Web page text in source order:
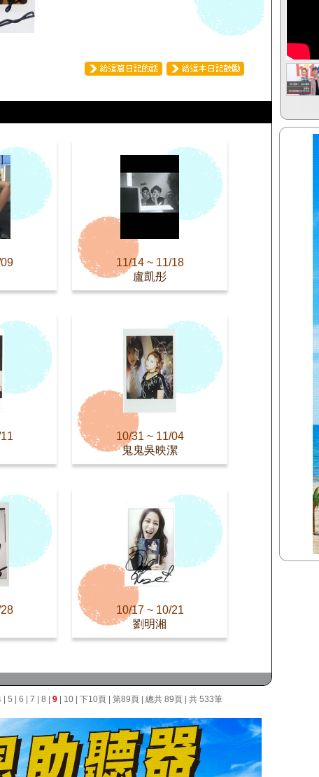
11/14 ~ 11/18
盧凱彤
10/31 ~ 11/04
鬼鬼吳映潔
10/17 ~ 10/21
劉明湘
| 5 6 7 8 9| 10| 下10頁| 第89頁| 總共 89頁 | 共 533筆
【
(聯播
【
(聯播
【
(聯播